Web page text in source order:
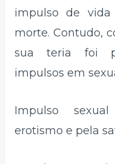
impulso de
morte. Contudo,
sua teria foi
impulsos em
Impulso
erotismo e pela